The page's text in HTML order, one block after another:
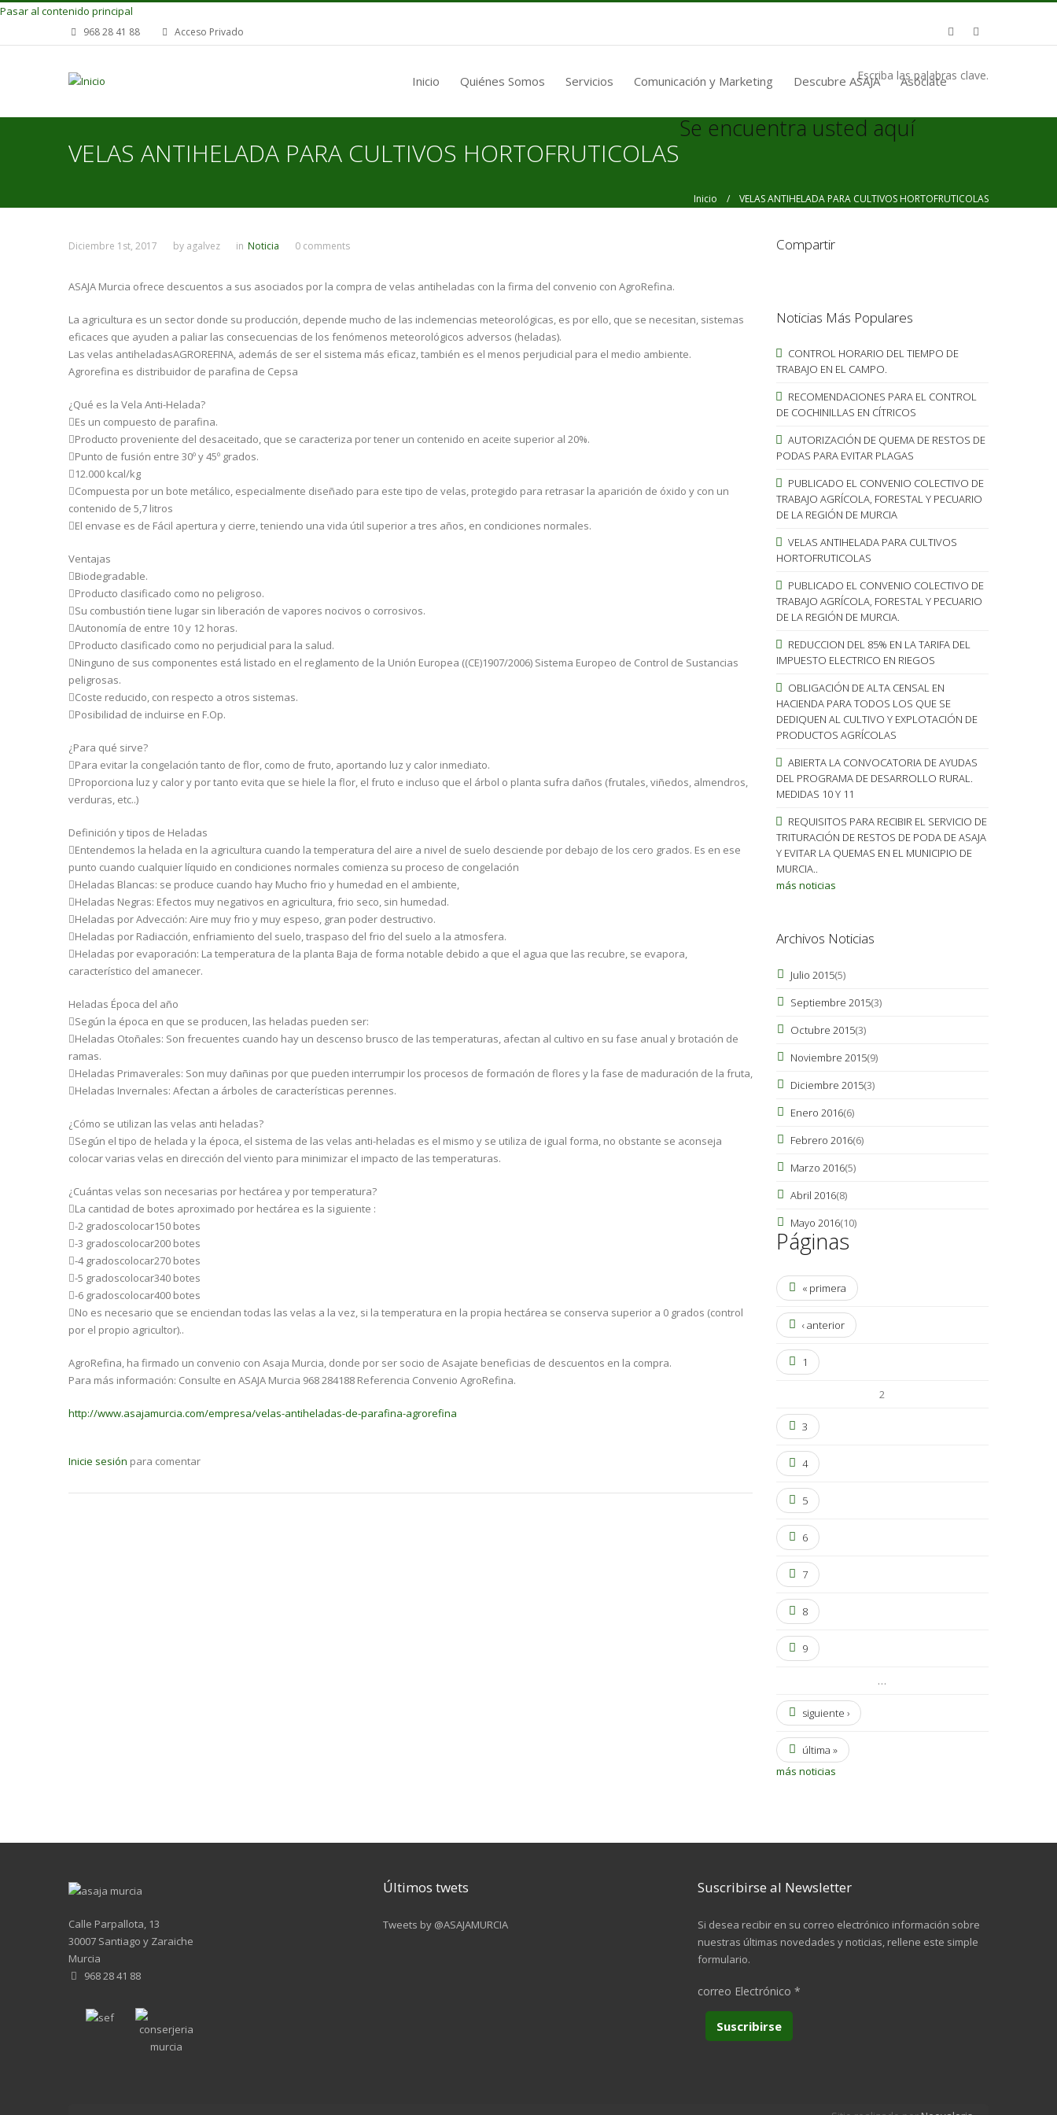
Pasar al contenido principal
968 28 41 88 Acceso Privado
Inicio Quiénes Somos Servicios Comunicación y Marketing Descubre ASAJA Asóciate
Escriba las palabras clave.
VELAS ANTIHELADA PARA CULTIVOS HORTOFRUTICOLAS
Se encuentra usted aquí
Inicio / VELAS ANTIHELADA PARA CULTIVOS HORTOFRUTICOLAS
Diciembre 1st, 2017 by agalvez in Noticia 0 comments
ASAJA Murcia ofrece descuentos a sus asociados por la compra de velas antiheladas con la firma del convenio con AgroRefina.
La agricultura es un sector donde su producción, depende mucho de las inclemencias meteorológicas, es por ello, que se necesitan, sistemas
eficaces que ayuden a paliar las consecuencias de los fenómenos meteorológicos adversos (heladas).
Las velas antiheladasAGROREFINA, además de ser el sistema más eficaz, también es el menos perjudicial para el medio ambiente.
Agrorefina es distribuidor de parafina de Cepsa
¿Qué es la Vela Anti-Helada?
Es un compuesto de parafina.
Producto proveniente del desaceitado, que se caracteriza por tener un contenido en aceite superior al 20%.
Punto de fusión entre 30º y 45º grados.
12.000 kcal/kg
Compuesta por un bote metálico, especialmente diseñado para este tipo de velas, protegido para retrasar la aparición de óxido y con un
contenido de 5,7 litros
El envase es de Fácil apertura y cierre, teniendo una vida útil superior a tres años, en condiciones normales.
Ventajas
Biodegradable.
Producto clasificado como no peligroso.
Su combustión tiene lugar sin liberación de vapores nocivos o corrosivos.
Autonomía de entre 10 y 12 horas.
Producto clasificado como no perjudicial para la salud.
Ninguno de sus componentes está listado en el reglamento de la Unión Europea ((CE)1907/2006) Sistema Europeo de Control de Sustancias
peligrosas.
Coste reducido, con respecto a otros sistemas.
Posibilidad de incluirse en F.Op.
¿Para qué sirve?
Para evitar la congelación tanto de flor, como de fruto, aportando luz y calor inmediato.
Proporciona luz y calor y por tanto evita que se hiele la flor, el fruto e incluso que el árbol o planta sufra daños (frutales, viñedos, almendros,
verduras, etc..)
Definición y tipos de Heladas
Entendemos la helada en la agricultura cuando la temperatura del aire a nivel de suelo desciende por debajo de los cero grados. Es en ese
punto cuando cualquier líquido en condiciones normales comienza su proceso de congelación
Heladas Blancas: se produce cuando hay Mucho frio y humedad en el ambiente,
Heladas Negras: Efectos muy negativos en agricultura, frio seco, sin humedad.
Heladas por Advección: Aire muy frio y muy espeso, gran poder destructivo.
Heladas por Radiacción, enfriamiento del suelo, traspaso del frio del suelo a la atmosfera.
Heladas por evaporación: La temperatura de la planta Baja de forma notable debido a que el agua que las recubre, se evapora,
característico del amanecer.
Heladas Época del año
Según la época en que se producen, las heladas pueden ser:
Heladas Otoñales: Son frecuentes cuando hay un descenso brusco de las temperaturas, afectan al cultivo en su fase anual y brotación de
ramas.
Heladas Primaverales: Son muy dañinas por que pueden interrumpir los procesos de formación de flores y la fase de maduración de la fruta,
Heladas Invernales: Afectan a árboles de características perennes.
¿Cómo se utilizan las velas anti heladas?
Según el tipo de helada y la época, el sistema de las velas anti-heladas es el mismo y se utiliza de igual forma, no obstante se aconseja
colocar varias velas en dirección del viento para minimizar el impacto de las temperaturas.
¿Cuántas velas son necesarias por hectárea y por temperatura?
La cantidad de botes aproximado por hectárea es la siguiente :
-2 gradoscolocar150 botes
-3 gradoscolocar200 botes
-4 gradoscolocar270 botes
-5 gradoscolocar340 botes
-6 gradoscolocar400 botes
No es necesario que se enciendan todas las velas a la vez, si la temperatura en la propia hectárea se conserva superior a 0 grados (control
por el propio agricultor)..
AgroRefina, ha firmado un convenio con Asaja Murcia, donde por ser socio de Asajate beneficias de descuentos en la compra.
Para más información: Consulte en ASAJA Murcia 968 284188 Referencia Convenio AgroRefina.
http://www.asajamurcia.com/empresa/velas-antiheladas-de-parafina-agrorefina
Inicie sesión para comentar
Compartir
Noticias Más Populares
CONTROL HORARIO DEL TIEMPO DE
TRABAJO EN EL CAMPO.
RECOMENDACIONES PARA EL CONTROL
DE COCHINILLAS EN CÍTRICOS
AUTORIZACIÓN DE QUEMA DE RESTOS DE
PODAS PARA EVITAR PLAGAS
PUBLICADO EL CONVENIO COLECTIVO DE
TRABAJO AGRÍCOLA, FORESTAL Y PECUARIO
DE LA REGIÓN DE MURCIA
VELAS ANTIHELADA PARA CULTIVOS
HORTOFRUTICOLAS
PUBLICADO EL CONVENIO COLECTIVO DE
TRABAJO AGRÍCOLA, FORESTAL Y PECUARIO
DE LA REGIÓN DE MURCIA.
REDUCCION DEL 85% EN LA TARIFA DEL
IMPUESTO ELECTRICO EN RIEGOS
OBLIGACIÓN DE ALTA CENSAL EN
HACIENDA PARA TODOS LOS QUE SE
DEDIQUEN AL CULTIVO Y EXPLOTACIÓN DE
PRODUCTOS AGRÍCOLAS
ABIERTA LA CONVOCATORIA DE AYUDAS
DEL PROGRAMA DE DESARROLLO RURAL.
MEDIDAS 10 Y 11
REQUISITOS PARA RECIBIR EL SERVICIO DE
TRITURACIÓN DE RESTOS DE PODA DE ASAJA
Y EVITAR LA QUEMAS EN EL MUNICIPIO DE
MURCIA..
más noticias
Archivos Noticias
Julio 2015(5)
Septiembre 2015(3)
Octubre 2015(3)
Noviembre 2015(9)
Diciembre 2015(3)
Enero 2016(6)
Febrero 2016(6)
Marzo 2016(5)
Abril 2016(8)
Mayo 2016(10)
Páginas
« primera
‹ anterior
1
2
3
4
5
6
7
8
9
…
siguiente ›
última »
más noticias
Calle Parpallota, 13
30007 Santiago y Zaraiche
Murcia
968 28 41 88
Últimos twets
Tweets by @ASAJAMURCIA
Suscribirse al Newsletter
Si desea recibir en su correo electrónico información sobre
nuestras últimas novedades y noticias, rellene este simple
formulario.
correo Electrónico *